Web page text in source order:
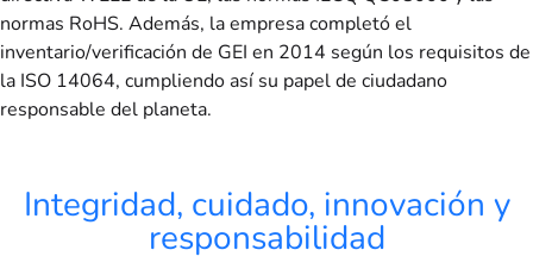
normas RoHS. Además, la empresa completó el
inventario/verificación de GEI en 2014 según los requisitos de
la ISO 14064, cumpliendo así su papel de ciudadano
responsable del planeta.
Integridad, cuidado, innovación y
responsabilidad